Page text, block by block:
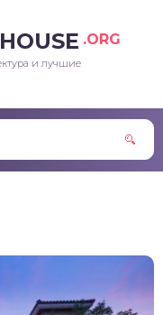
.ORG
и лучшие